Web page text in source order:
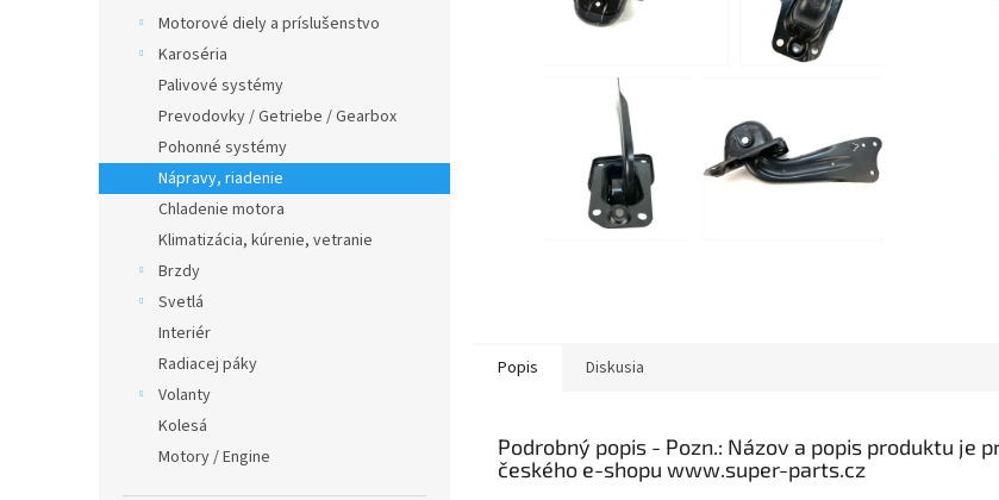
Motorové diely a príslušenstvo
Karoséria
Palivové systémy
Prevodovky / Getriebe / Gearbox
Pohonné systémy
Nápravy, riadenie
Chladenie motora
Klimatizácia, kúrenie, vetranie
Brzdy
Svetlá
Interiér
Radiacej páky
Volanty
Kolesá
Motory / Engine
Popis Diskusia
Podrobný popis